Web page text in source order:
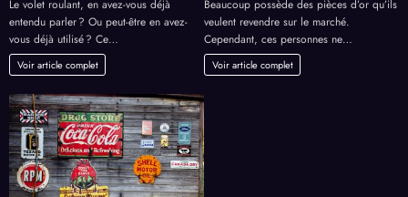
Le volet roulant, en avez-vous déjà
entendu parler ? Ou peut-être en avez-
vous déjà utilisé ? Ce…
Voir article complet
Beaucoup possède des pièces d’or qu’ils
veulent revendre sur le marché.
Cependant, ces personnes ne…
Voir article complet